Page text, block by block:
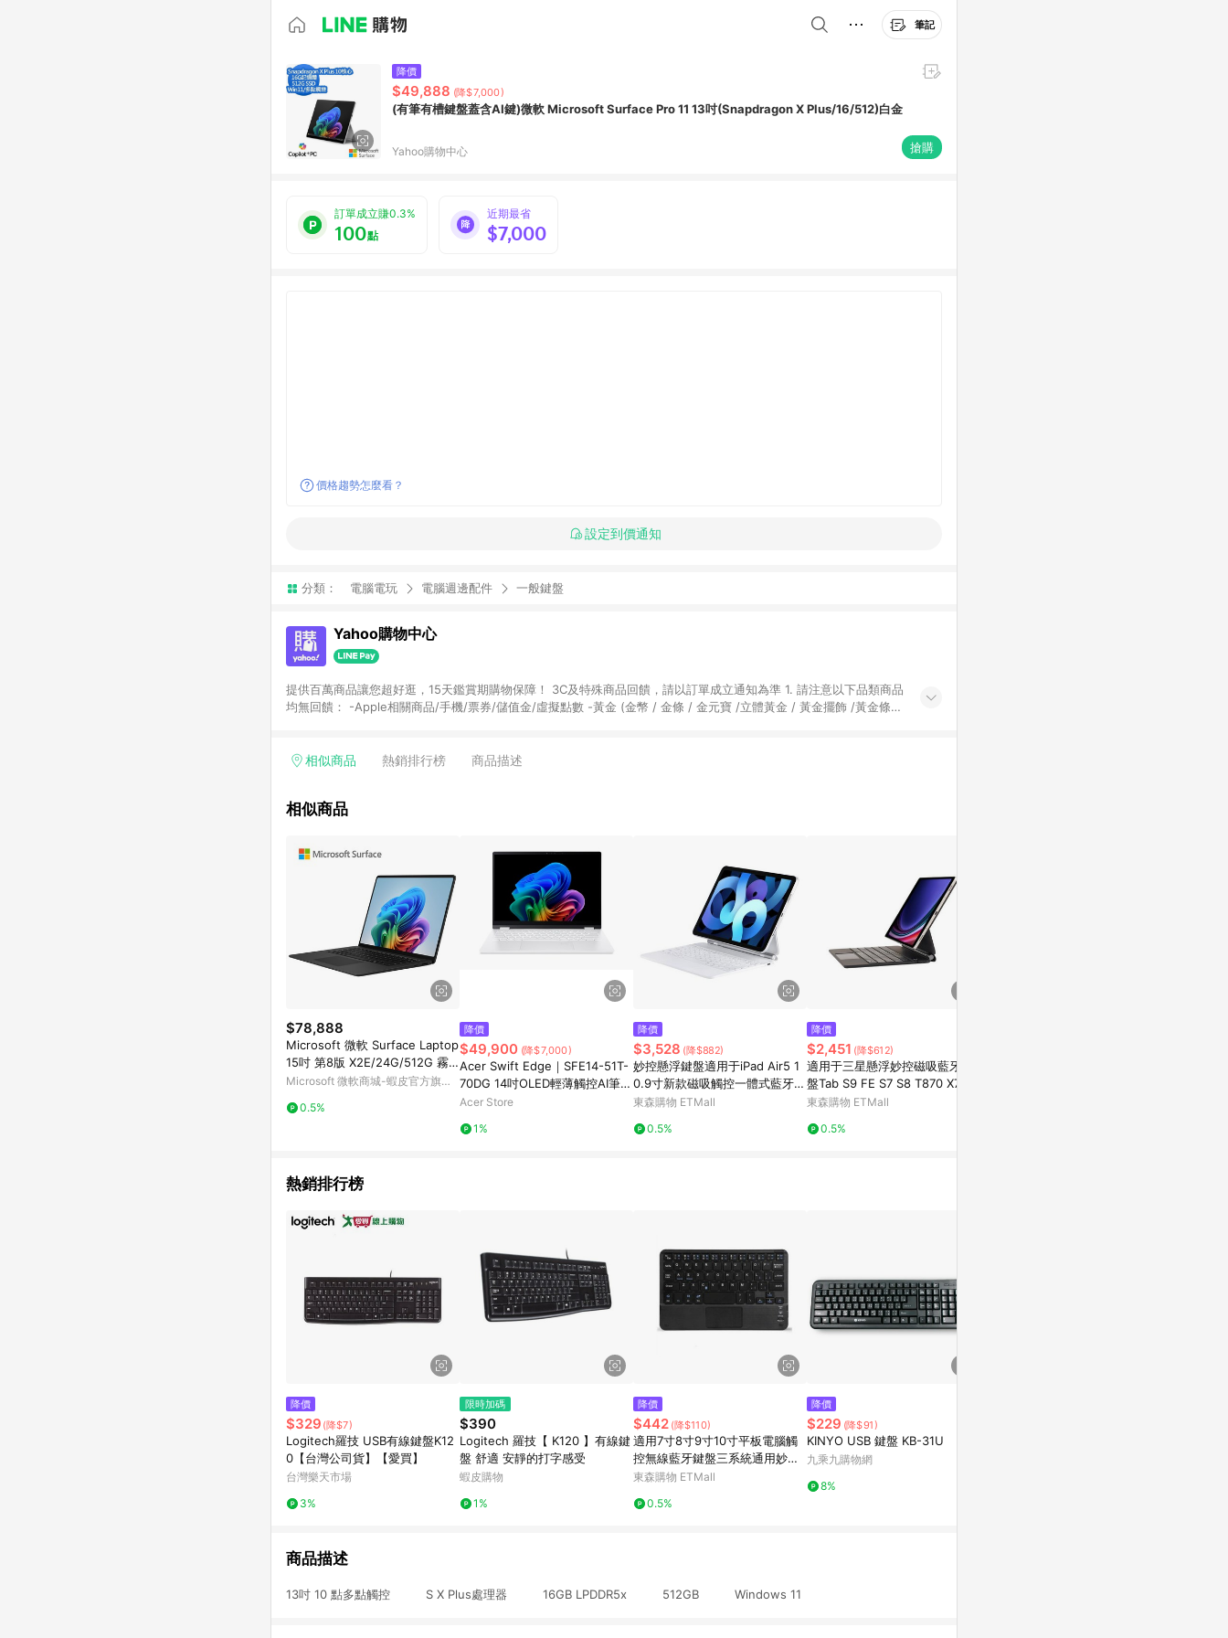
筆記
降價
$49,888 (降$7,000)
(有筆有槽鍵盤蓋含AI鍵)微軟 Microsoft Surface Pro 11 13吋(Snapdragon X Plus/16/512)白金
Yahoo購物中心 搶購
訂單成立賺0.3%
100點
近期最省
$7,000
價格趨勢怎麼看？
設定到價通知
分類： 電腦電玩 電腦週邊配件 一般鍵盤
Yahoo購物中心
提供百萬商品讓您超好逛，15天鑑賞期購物保障！ 3C及特殊商品回饋，請以訂單成立通知為準 1. 請注意以下品類商品
均無回饋： -Apple相關商品/手機/票券/儲值金/虛擬點數 -黃金 (金幣 / 金條 / 金元寶 /立體黃金 / 黃金擺飾 /黃金條
Yahoo超贈點回饋者 - 購物中心商店之商品：商品賣場中有標示「商店」及顯示商店名稱者(指定活動店家除外) 3. 訂
相似商品 熱銷排行榜 商品描述
相似商品
$78,888
Microsoft 微軟 Surface Laptop
15吋 第8版 X2E/24G/512G 霧
黑
Microsoft 微軟商城-蝦皮官方旗艦
0.5%
降價
$49,900 (降$7,000)
Acer Swift Edge｜SFE14-51T-
70DG 14吋OLED輕薄觸控AI筆電
(Windows 11 Home/U7-258V/
Acer Store
1%
降價
$3,528 (降$882)
妙控懸浮鍵盤適用于iPad Air5 1
0.9寸新款磁吸觸控一體式藍牙鍵
盤
東森購物 ETMall
0.5%
降價
$2,451 (降$612)
適用于三星懸浮妙控磁吸藍牙鍵
盤Tab S9 FE S7 S8 T870 X700
X510
東森購物 ETMall
0.5%
熱銷排行榜
降價
$329 (降$7)
Logitech羅技 USB有線鍵盤K12
0【台灣公司貨】【愛買】
台灣樂天市場
3%
限時加碼
$390
Logitech 羅技【 K120 】有線鍵
盤 舒適 安靜的打字感受
蝦皮購物
1%
降價
$442 (降$110)
適用7寸8寸9寸10寸平板電腦觸
控無線藍牙鍵盤三系統通用妙控
鍵盤
東森購物 ETMall
0.5%
降價
$229 (降$91)
KINYO USB 鍵盤 KB-31U
九乘九購物網
8%
商品描述
13吋 10 點多點觸控 S X Plus處理器 16GB LPDDR5x 512GB Windows 11